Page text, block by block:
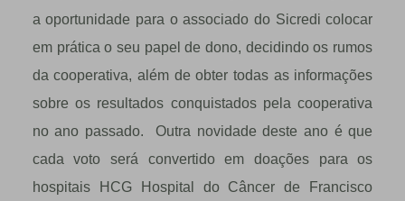
a oportunidade para o associado do Sicredi colocar
em prática o seu papel de dono, decidindo os rumos
da cooperativa, além de obter todas as informações
sobre os resultados conquistados pela cooperativa
no ano passado. Outra novidade deste ano é que
cada voto será convertido em doações para os
hospitais HCG Hospital do Câncer de Francisco